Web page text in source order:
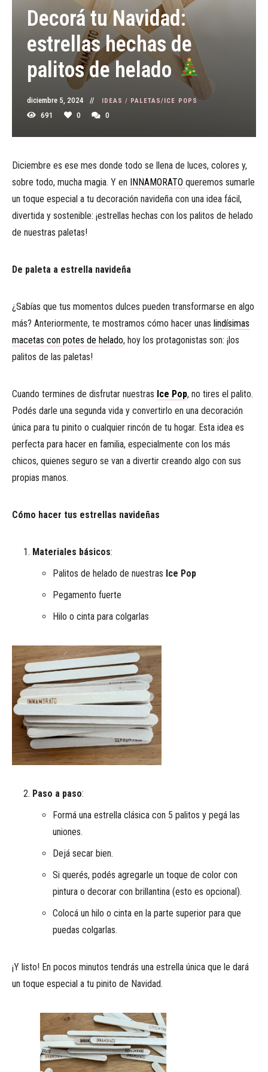
Decorá tu Navidad:
estrellas hechas de
palitos de helado
diciembre 5, 2024 IDEAS / PALETAS/ICE POPS
691 0 0
Diciembre es ese mes donde todo se llena de luces, colores y,
sobre todo, mucha magia. Y en INNAMORATO queremos sumarle
un toque especial a tu decoración navideña con una idea fácil,
divertida y sostenible: ¡estrellas hechas con los palitos de helado
de nuestras paletas!
De paleta a estrella navideña
¿Sabías que tus momentos dulces pueden transformarse en algo
más? Anteriormente, te mostramos cómo hacer unas lindísimas
macetas con potes de helado, hoy los protagonistas son: ¡los
palitos de las paletas!
Cuando termines de disfrutar nuestras Ice Pop, no tires el palito.
Podés darle una segunda vida y convertirlo en una decoración
única para tu pinito o cualquier rincón de tu hogar. Esta idea es
perfecta para hacer en familia, especialmente con los más
chicos, quienes seguro se van a divertir creando algo con sus
propias manos.
Cómo hacer tus estrellas navideñas
Materiales básicos:
Palitos de helado de nuestras Ice Pop
Pegamento fuerte
Hilo o cinta para colgarlas
Paso a paso:
Formá una estrella clásica con 5 palitos y pegá las
uniones.
Dejá secar bien.
Si querés, podés agregarle un toque de color con
pintura o decorar con brillantina (esto es opcional).
Colocá un hilo o cinta en la parte superior para que
puedas colgarlas.
¡Y listo! En pocos minutos tendrás una estrella única que le dará
un toque especial a tu pinito de Navidad.